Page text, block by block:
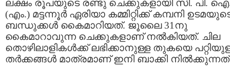
ലക്ഷം രൂപയുടെ രണ്ടു ചെക്കുകളായി സി. പി.
(എം.) മട്ടന്നൂര്‍ ഏരിയാ കമ്മിറ്റിക്ക് കമ്പനി
ബന്ധുക്കള്‍ കൈമാറിയത്. ജൂലൈ 31നു
കൈമാറാവുന്ന ചെക്കുകളാണ് നല്‍കിയത്. ചില
തൊഴിലാളികള്‍ക്ക്‌ ലഭിക്കാനുള്ള തുകയെ
തര്‍ക്കങ്ങള്‍ മാത്രമാണ് ഇനി ബാക്കി